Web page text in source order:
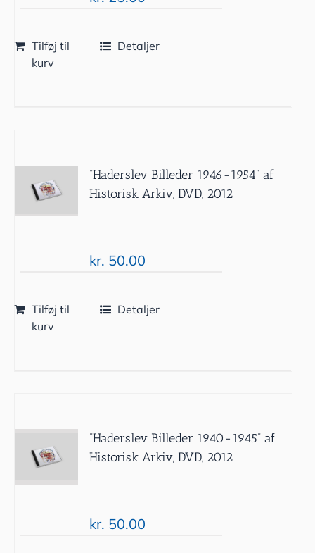
Tilføj til
kurv
Detaljer
”Haderslev Billeder 1946-1954” af
Historisk Arkiv, DVD, 2012
kr. 50.00
Tilføj til
kurv
Detaljer
”Haderslev Billeder 1940-1945” af
Historisk Arkiv, DVD, 2012
kr. 50.00